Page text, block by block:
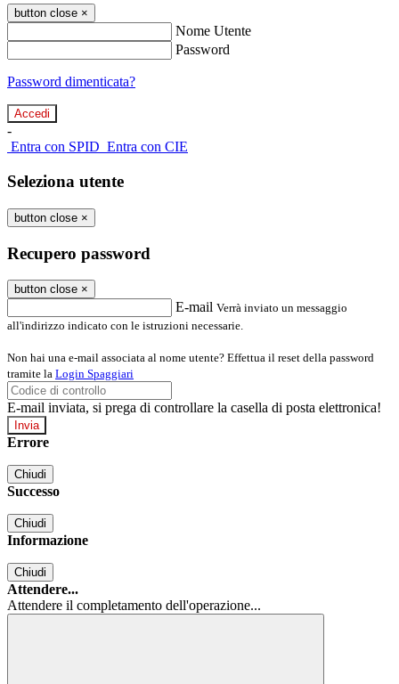
button close ×
Nome Utente
Password
Password dimenticata?
-
Entra con SPID Entra con CIE
Seleziona utente
button close ×
Recupero password
button close ×
E-mail Verrà inviato un messaggio
all'indirizzo indicato con le istruzioni necessarie.
Non hai una e-mail associata al nome utente? Effettua il reset della password
tramite la Login Spaggiari
E-mail inviata, si prega di controllare la casella di posta elettronica!
Errore
Chiudi
Successo
Chiudi
Informazione
Chiudi
Attendere...
Attendere il completamento dell'operazione...